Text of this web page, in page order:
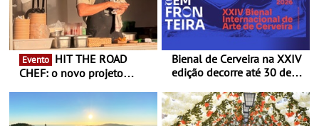
Evento
CHEF: o novo projeto
Queiroz Ribeiro - Um novo
conceito gastronómico
Bienal de Cerveira na XXIV
edição decorre até 30 de
enquanto “Territórios sem
Fronteira”